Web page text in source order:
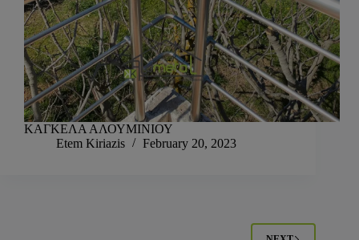
ΚΑΓΚΕΛΑ ΑΛΟΥΜΙΝΙΟΥ
Etem Kiriazis
February 20, 2023